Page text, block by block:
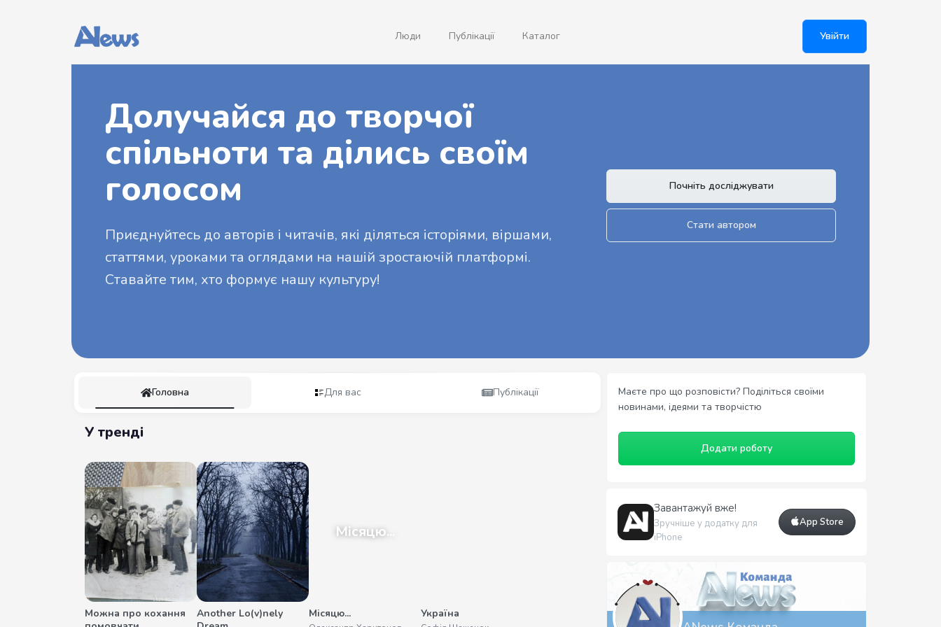
Люди Публікації Каталог Увійти
Долучайся до творчої
спільноти та ділись своїм
голосом
Приєднуйтесь до авторів і читачів, які діляться історіями, віршами,
статтями, уроками та оглядами на нашій зростаючій платформі.
Ставайте тим, хто формує нашу культуру!
Почніть досліджувати
Стати автором
Головна Для вас Публікації
У тренді
Можна про кохання
Another Lo(v)nely
Місяцю...
Місяцю... Україна
Маєте про що розповісти? Поділіться своїми
новинами, ідеями та творчістю
Додати роботу
Завантажуй вже!
Зручніше у додатку для
iPhone
App Store